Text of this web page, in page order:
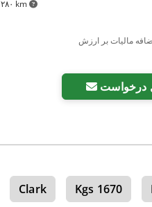
۴٬۲۸۰ km
مالیات بر ارزش
درخواست
Clark Kgs 1670